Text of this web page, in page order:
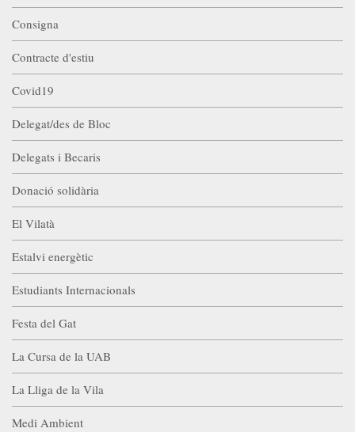
Consigna
Contracte d'estiu
Covid19
Delegat/des de Bloc
Delegats i Becaris
Donació solidària
El Vilatà
Estalvi energètic
Estudiants Internacionals
Festa del Gat
La Cursa de la UAB
La Lliga de la Vila
Medi Ambient